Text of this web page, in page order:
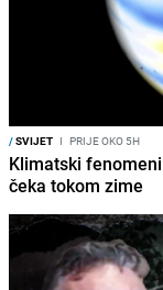
/SVIJET I PRIJE OKO 5H
Klimatski
čeka tokom zime